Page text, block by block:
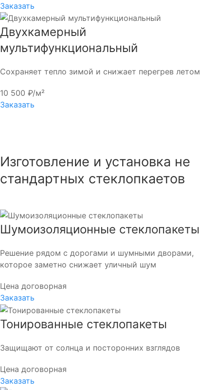
Заказать
Двухкамерный
мультифункциональный
Сохраняет тепло зимой и снижает перегрев летом
10 500 ₽/м²
Заказать
Изготовление и установка не
стандартных стеклопкаетов
Шумоизоляционные стеклопакеты
Решение рядом с дорогами и шумными дворами,
которое заметно снижает уличный шум
Цена договорная
Заказать
Тонированные стеклопакеты
Защищают от солнца и посторонних взглядов
Цена договорная
Заказать